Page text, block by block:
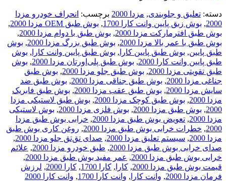
دسته: تعلیق و جلوبندی, مزدا 2000 برچسب: انحراف خودرو مزدا
2000
, بوش زبق پایین وانت کارا 1700 , بوش طبق OEM مزدا 2000
,
بوش طبق افترمارکت مزدا 2000
, بوش طبق با دوام مزدا 2000
,
بوش طبق با عمر بالا مزدا 2000
, بوش طبق بزرگ مزدا 2000 , بوش
طبق پایین, بوش طبق پایین کارا , بوش طبق پایین وانت کارا , بوش
طبق پایین وانت کارا 2000
, بوش طبق پلی‌اورتان مزدا 2000 , بوش
طبق تقویتی مزدا 2000
, بوش طبق جلو مزدا 2000 , بوش طبق
جناغی مزدا 2000
, بوش طبق جناقی مزدا 2000 , بوش طبق ضد
سایش مزدا 2000
, بوش طبق عقب مزدا 2000 , بوش طبق فابریک
مزدا 2000
, بوش طبق کوچک مزدا 2000 , بوش طبق لاستیکی مزدا
2000
, بوش طبق مزدا 2000 , بوش فلزی مزدا 2000 , بوش لاستیکی
مزدا 2000
, تعویض بوش طبق مزدا 2000 , خرابی بوش طبق مزدا
2000
, خطرات خرابی بوش طبق مزدا 2000 , روغن کاری بوش طبق
مزدا 2000
, سیستم تعلیق مزدا 2000 , صدای تق‌تق جلو مزدا 2000
,
صدای خرابی بوش طبق مزدا 2000
, طبق خودرو مزدا 2000 , علائم
خرابی بوش طبق مزدا 2000
, عمر مفید بوش طبق مزدا 2000
,
قیمت بوش طبق مزدا 2000
, کارا , کارا 1700 , کارا 2000 , لرزش
فرمان مزدا 2000
, وانت کارا , وانت کارا 1700 , وانت کارا 2000